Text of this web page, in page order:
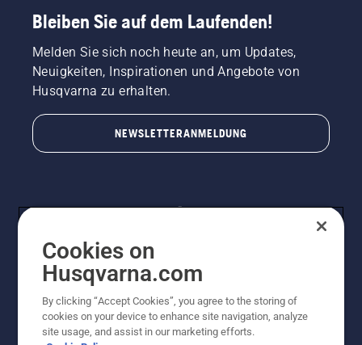
Bleiben Sie auf dem Laufenden!
Melden Sie sich noch heute an, um Updates,
Neuigkeiten, Inspirationen und Angebote von
Husqvarna zu erhalten.
NEWSLETTERANMELDUNG
© Husqvarna AB (publ). Alle Rechte vorbehalten.
Preisänderungen, Irrtümer, Text- und Satzfehler sind
vorbehalten. Bei den Preisangaben handelt es sich um
Cookies on
Husqvarna.com
By clicking “Accept Cookies”, you agree to the storing of
cookies on your device to enhance site navigation, analyze
site usage, and assist in our marketing efforts.